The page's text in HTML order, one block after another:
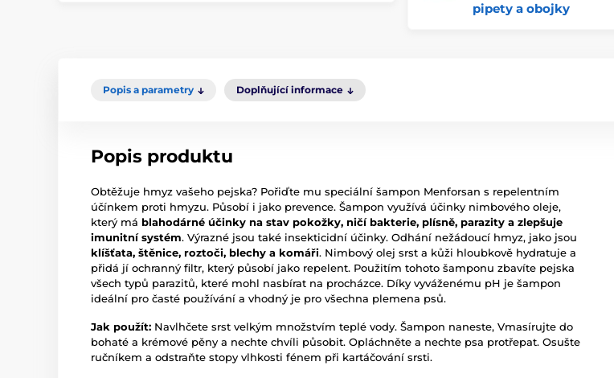
pipety a obojky
Popis a parametry Doplňující informace
Popis produktu
Obtěžuje hmyz vašeho pejska? Pořiďte mu speciální šampon Menforsan s repelentním
účínkem proti hmyzu. Působí i jako prevence. Šampon využívá účinky nimbového oleje,
který má blahodárné účinky na stav pokožky, ničí bakterie, plísně, parazity a zlepšuje
imunitní systém. Výrazné jsou také insekticidní účinky. Odhání nežádoucí hmyz, jako jsou
klíšťata, štěnice, roztoči, blechy a komáři. Nimbový olej srst a kůži hloubkově hydratuje a
přidá jí ochranný filtr, který působí jako repelent. Použitím tohoto šamponu zbavíte pejska
všech typů parazitů, které mohl nasbírat na procházce. Díky vyváženému pH je šampon
ideální pro časté používání a vhodný je pro všechna plemena psů.
Jak použít: Navlhčete srst velkým množstvím teplé vody. Šampon naneste, Vmasírujte do
bohaté a krémové pěny a nechte chvíli působit. Opláchněte a nechte psa protřepat. Osušte
ručníkem a odstraňte stopy vlhkosti fénem při kartáčování srsti.